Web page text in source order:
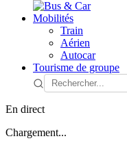
Mobilités
Train
Aérien
Autocar
Tourisme de groupe
En direct
Chargement...